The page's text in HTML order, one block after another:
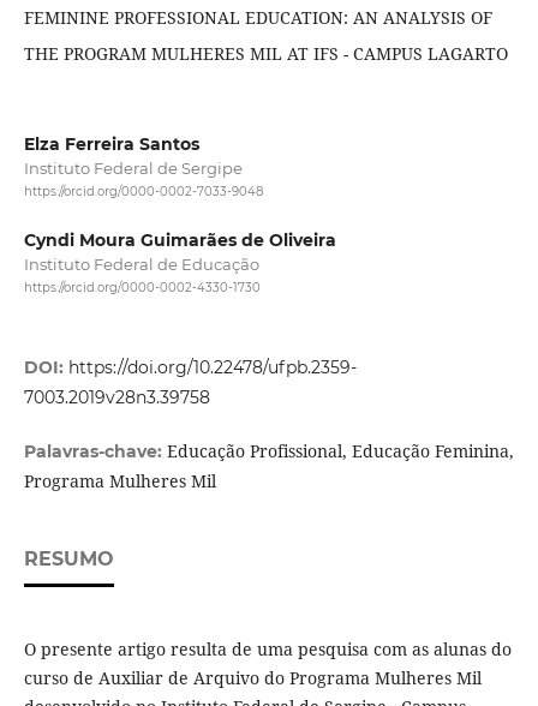
FEMININE PROFESSIONAL EDUCATION: AN ANALYSIS OF
THE PROGRAM MULHERES MIL AT IFS - CAMPUS LAGARTO
Elza Ferreira Santos
Instituto Federal de Sergipe
https://orcid.org/0000-0002-7033-9048
Cyndi Moura Guimarães de Oliveira
Instituto Federal de Educação
https://orcid.org/0000-0002-4330-1730
DOI: https://doi.org/10.22478/ufpb.2359-
7003.2019v28n3.39758
Palavras-chave: Educação Profissional, Educação Feminina,
Programa Mulheres Mil
RESUMO
O presente artigo resulta de uma pesquisa com as alunas do
curso de Auxiliar de Arquivo do Programa Mulheres Mil